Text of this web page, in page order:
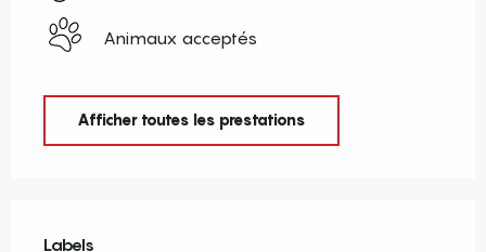
Animaux acceptés
Afficher toutes les prestations
Labels
Labels